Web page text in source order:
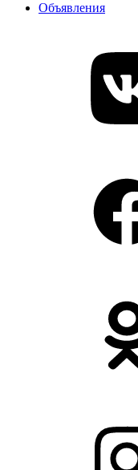
Объявления